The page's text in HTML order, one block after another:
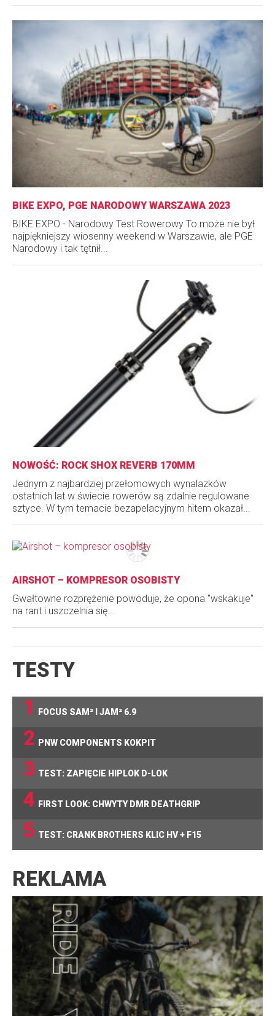
BIKE EXPO, PGE NARODOWY WARSZAWA 2023
BIKE EXPO - Narodowy Test Rowerowy To może nie był
najpiękniejszy wiosenny weekend w Warszawie, ale PGE
Narodowy i tak tętnił...
NOWOŚĆ: ROCK SHOX REVERB 170MM
Jednym z najbardziej przełomowych wynalazków
ostatnich lat w świecie rowerów są zdalnie regulowane
sztyce. W tym temacie bezapelacyjnym hitem okazał...
AIRSHOT – KOMPRESOR OSOBISTY
Gwałtowne rozprężenie powoduje, że opona "wskakuje"
na rant i uszczelnia się...
TESTY
1
FOCUS SAM² I JAM² 6.9
2 PNW COMPONENTS KOKPIT
3 TEST: ZAPIĘCIE HIPLOK D-LOK
4 FIRST LOOK: CHWYTY DMR DEATHGRIP
5 TEST: CRANK BROTHERS KLIC HV + F15
REKLAMA